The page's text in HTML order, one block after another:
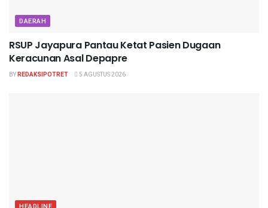
DAERAH
RSUP Jayapura Pantau Ketat Pasien Dugaan
Keracunan Asal Depapre
BYREDAKSIPOTRET 5 AGUSTUS 2026